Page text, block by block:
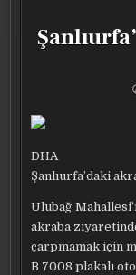
DHA
Şanlıurfa’daki
Ulubağ
akraba
çarpmamak için
B 7008 plakalı